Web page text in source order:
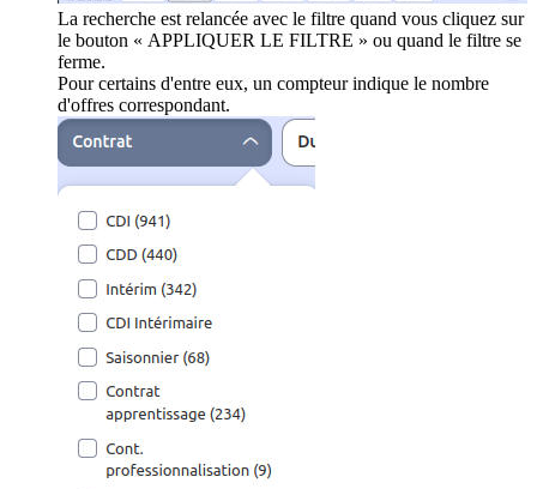
La recherche est relancée avec le filtre quand vous cliquez sur
le bouton « APPLIQUER LE FILTRE » ou quand le filtre se
ferme.
Pour certains d'entre eux, un compteur indique le nombre
d'offres correspondant.